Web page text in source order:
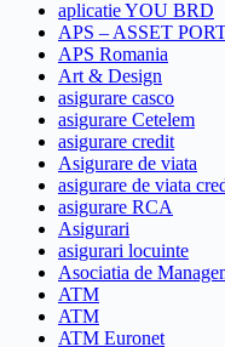
aplicatie YOU BRD
APS – ASSET
APS Romania
Art & Design
asigurare casco
asigurare Cetelem
asigurare credit
Asigurare de viata
asigurare de viata
asigurare RCA
Asigurari
asigurari locuinte
Asociatia de
ATM
ATM
ATM Euronet